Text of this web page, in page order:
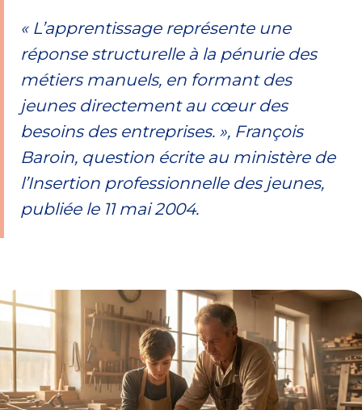
« L’apprentissage représente une
réponse structurelle à la pénurie des
métiers manuels, en formant des
jeunes directement au cœur des
besoins des entreprises. », François
Baroin, question écrite au ministère de
l’Insertion professionnelle des jeunes,
publiée le 11 mai 2004.